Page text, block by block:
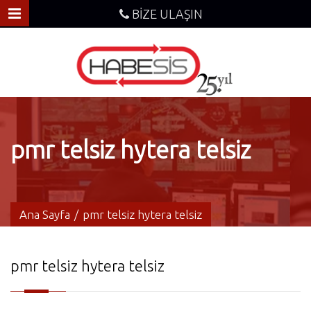
BİZE ULAŞIN
pmr telsiz hytera telsiz
Ana Sayfa / pmr telsiz hytera telsiz
pmr telsiz hytera telsiz